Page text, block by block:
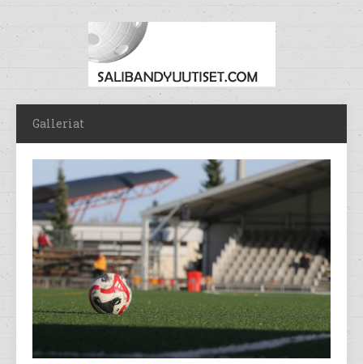
Galleriat